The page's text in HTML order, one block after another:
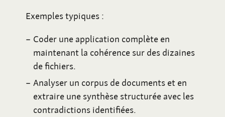
Exemples typiques :
Coder une application complète en
maintenant la cohérence sur des dizaines
de fichiers.
Analyser un corpus de documents et en
extraire une synthèse structurée avec les
contradictions identifiées.